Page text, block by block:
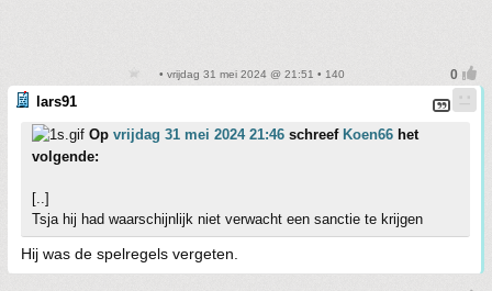
• vrijdag 31 mei 2024 @ 21:51 • 140
lars91
Op vrijdag 31 mei 2024 21:46 schreef Koen66 het
volgende:
[..]
Tsja hij had waarschijnlijk niet verwacht een sanctie te krijgen
Hij was de spelregels vergeten.